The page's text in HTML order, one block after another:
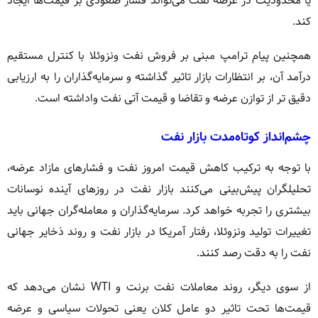
کند.
همچنین پیام ترامپ مبنی بر فروش نفت ونزوئلا با کنترل مستقیم
درآمد آن، بر انتظارات بازار تاثیر گذاشته و سرمایه‌گذاران را به ارزیابی
دقیق تر از توازن عرضه و تقاضا و قیمت آتی نفت واداشته است.
چشم‌انداز کوتاه‌مدت بازار نفت
با توجه به ترکیب کاهش قیمت امروز نفت و فشارهای مازاد عرضه،
تحلیلگران پیش‌بینی می‌کنند بازار نفت در روزهای آینده نوسانات
بیشتری را تجربه خواهد کرد. سرمایه‌گذاران و معامله‌گران جهانی باید
تغییرات تولید ونزوئلا، رفتار آمریکا در بازار نفت و روند ذخایر جهانی
نفت را به دقت رصد کنند.
از سوی دیگر، روند معاملات نفت برنت و WTI نشان می‌دهد که
قیمت‌ها تحت تاثیر دو عامل کلان یعنی تحولات سیاسی و عرضه